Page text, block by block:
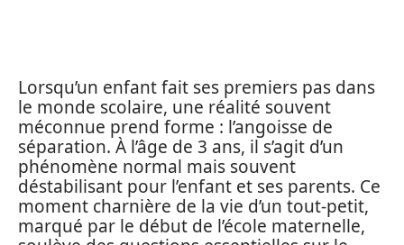
Lorsqu’un enfant fait ses premiers pas dans
le monde scolaire, une réalité souvent
méconnue prend forme : l’angoisse de
séparation. À l’âge de 3 ans, il s’agit d’un
phénomène normal mais souvent
déstabilisant pour l’enfant et ses parents. Ce
moment charnière de la vie d’un tout-petit,
marqué par le début de l’école maternelle,